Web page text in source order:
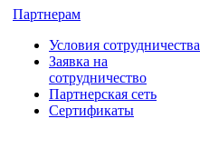
Партнерам
Условия сотрудничества
Заявка на
сотрудничество
Партнерская сеть
Сертификаты